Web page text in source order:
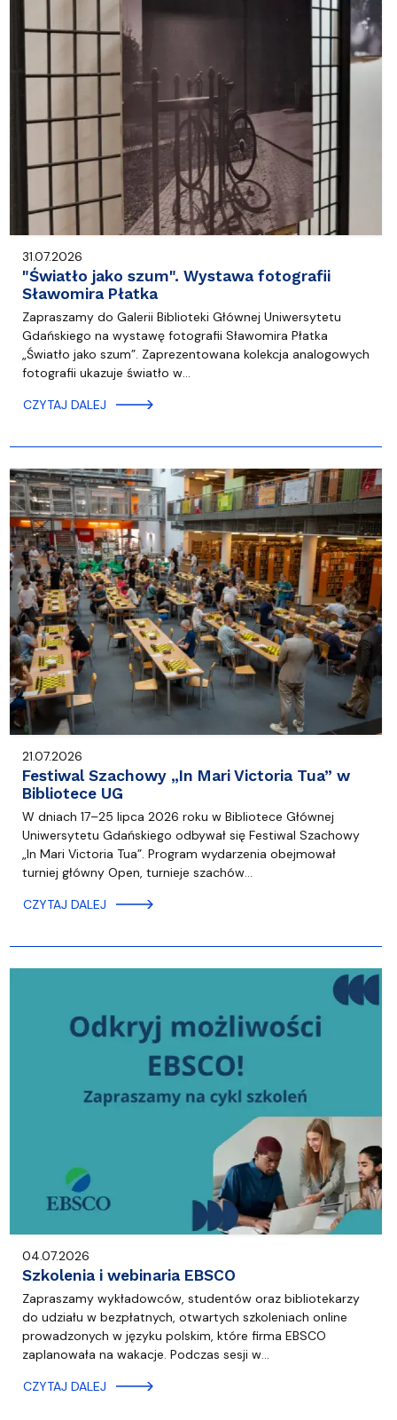
31.07.2026
"Światło jako szum". Wystawa fotografii
Sławomira Płatka
Zapraszamy do Galerii Biblioteki Głównej Uniwersytetu
Gdańskiego na wystawę fotografii Sławomira Płatka
„Światło jako szum”. Zaprezentowana kolekcja analogowych
fotografii ukazuje światło w…
CZYTAJ DALEJ
21.07.2026
Festiwal Szachowy „In Mari Victoria Tua” w
Bibliotece UG
W dniach 17–25 lipca 2026 roku w Bibliotece Głównej
Uniwersytetu Gdańskiego odbywał się Festiwal Szachowy
„In Mari Victoria Tua”. Program wydarzenia obejmował
turniej główny Open, turnieje szachów…
CZYTAJ DALEJ
04.07.2026
Szkolenia i webinaria EBSCO
Zapraszamy wykładowców, studentów oraz bibliotekarzy
do udziału w bezpłatnych, otwartych szkoleniach online
prowadzonych w języku polskim, które firma EBSCO
zaplanowała na wakacje. Podczas sesji w…
CZYTAJ DALEJ